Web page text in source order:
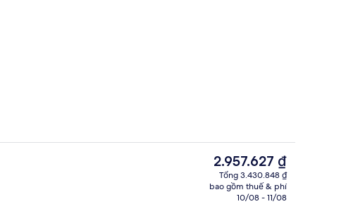
Phòng Suite Premium, 1 giường cỡ
Giá
hiện
tại
2.957.627 ₫
Tổng 3.430.848 ₫
bao gồm thuế & phí
10/08 - 11/08